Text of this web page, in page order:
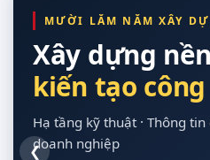
MƯỜI LĂM NĂM XÂY
Xây dựng
kiến tạo
Hạ tầng kỹ thuật · Thông tin
doanh nghiệp
hạ tầng kỹ
quan sát
trường
cho doanh
vòng đời dự
❮